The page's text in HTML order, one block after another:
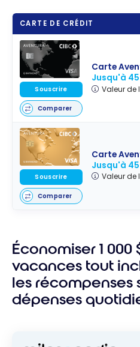
n’importe
quel
voyage!
VIP
d’aéroport
accessible
s dans le
Sud
CARTE DE CRÉDIT
Carte
Jusqu'à
Valeur de
Souscrire
Comparer
Carte
Jusqu'à
Valeur de
Souscrire
Comparer
Économiser 1 000
vacances tout
les récompenses
dépenses